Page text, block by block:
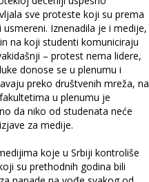
sve proteste koji su prema
usmereni. Iznenadila je i medije,
na koji studenti komuniciraju
– protest nema lidere,
donose se u plenumu i
preko društvenih mreža, na
u plenumu je
da niko od studenata neće
za medije.
koje u Srbiji kontroliše
su prethodnih godina bili